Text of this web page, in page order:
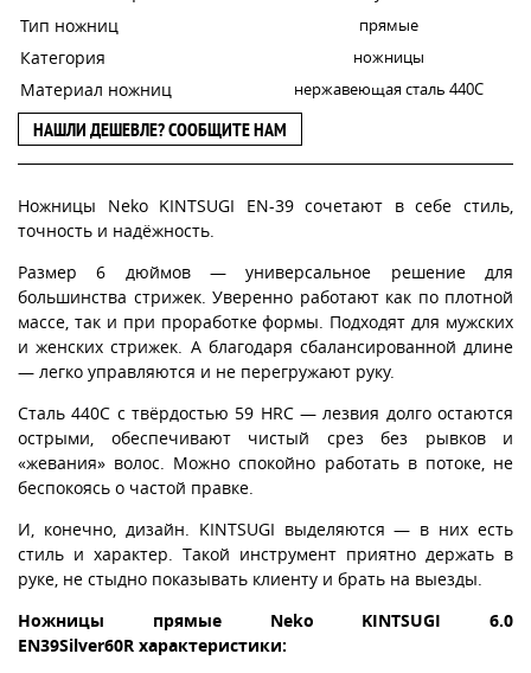
Тип ножниц прямые
Категория ножницы
Материал ножниц нержавеющая сталь 440С
НАШЛИ ДЕШЕВЛЕ? СООБЩИТЕ НАМ
Ножницы Neko KINTSUGI EN-39 сочетают в себе стиль,
точность и надёжность.
Размер 6 дюймов — универсальное решение для
большинства стрижек. Уверенно работают как по плотной
массе, так и при проработке формы. Подходят для мужских
и женских стрижек. А благодаря сбалансированной длине
— легко управляются и не перегружают руку.
Сталь 440С с твёрдостью 59 HRC — лезвия долго остаются
острыми, обеспечивают чистый срез без рывков и
«жевания» волос. Можно спокойно работать в потоке, не
беспокоясь о частой правке.
И, конечно, дизайн. KINTSUGI выделяются — в них есть
стиль и характер. Такой инструмент приятно держать в
руке, не стыдно показывать клиенту и брать на выезды.
Ножницы прямые Neko KINTSUGI 6.0
EN39Silver60R характеристики: